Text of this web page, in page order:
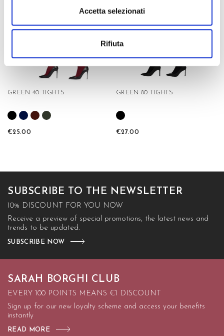
Accetta selezionati
Rifiuta
GREEN 40 TIGHTS
€25.00
GREEN 80 TIGHTS
€27.00
SUBSCRIBE TO THE NEWSLETTER
10% DISCOUNT FOR YOU NOW
Receive a preview of special promotions, the latest news and
trends to be updated.
SUBSCRIBE NOW
SARAH BORGHI CLUB
EVERY 100 POINTS MEANS €1 DISCOUNT
Sign up for our new loyalty scheme and access your benefits
instantly
READ MORE